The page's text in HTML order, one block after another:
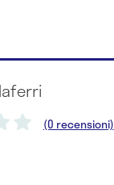
(0 recensioni)